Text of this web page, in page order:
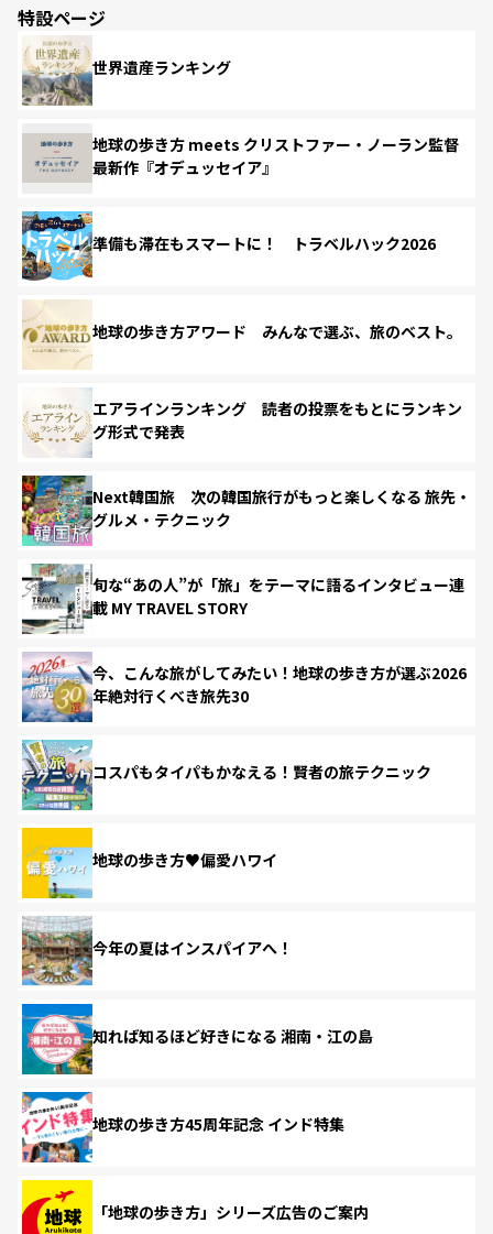
特設ページ
世界遺産ランキング
地球の歩き方 meets クリストファー・ノーラン監督
最新作『オデュッセイア』
準備も滞在もスマートに！ トラベルハック2026
地球の歩き方アワード みんなで選ぶ、旅のベスト。
エアラインランキング 読者の投票をもとにランキン
グ形式で発表
Next韓国旅 次の韓国旅行がもっと楽しくなる 旅先・
グルメ・テクニック
旬な“あの人”が「旅」をテーマに語るインタビュー連
載 MY TRAVEL STORY
今、こんな旅がしてみたい！地球の歩き方が選ぶ2026
年絶対行くべき旅先30
コスパもタイパもかなえる！賢者の旅テクニック
地球の歩き方♥偏愛ハワイ
今年の夏はインスパイアへ！
知れば知るほど好きになる 湘南・江の島
地球の歩き方45周年記念 インド特集
「地球の歩き方」シリーズ広告のご案内